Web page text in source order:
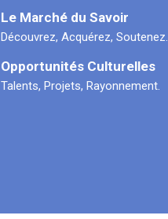
Le Marché du Savoir
Découvrez, Acquérez, Soutenez.
Opportunités Culturelles
Talents, Projets, Rayonnement.